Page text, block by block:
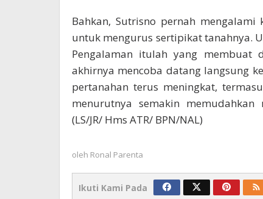
Bahkan, Sutrisno pernah
untuk mengurus sertipikat tanahnya.
Pengalaman itulah yang membuat
akhirnya mencoba datang langsung
pertanahan terus meningkat,
menurutnya semakin
(LS/JR/ Hms ATR/ BPN/NAL)
oleh Ronal Parenta
Ikuti Kami Pada